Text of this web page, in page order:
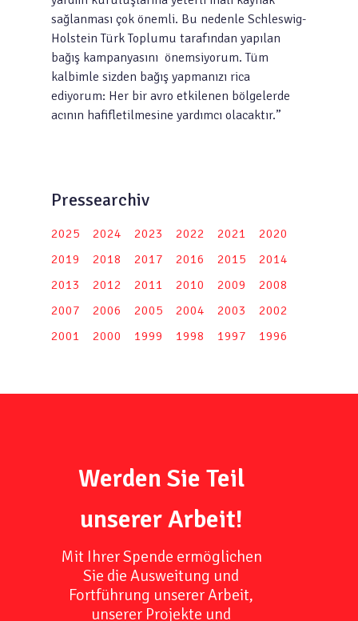
sağlanması çok önemli. Bu nedenle Schleswig-
Holstein Türk Toplumu tarafından yapılan
bağış kampanyasını önemsiyorum. Tüm
kalbimle sizden bağış yapmanızı rica
ediyorum: Her bir avro etkilenen bölgelerde
acının hafifletilmesine yardımcı olacaktır.”
Pressearchiv
2025 2024 2023 2022 2021
2020
2019
2018 2017 2016 2015
2014
2013
2012 2011 2010 2009
2008
2007
2006 2005 2004 2003
2002
2001
2000 1999 1998 1997 1996
Werden Sie Teil
unserer Arbeit!
Mit Ihrer Spende ermöglichen
Sie die Ausweitung und
Fortführung unserer Arbeit,
unserer Projekte und